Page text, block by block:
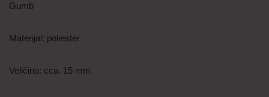
Gumb
Materijal: poliester
Veličina: cca. 15 mm